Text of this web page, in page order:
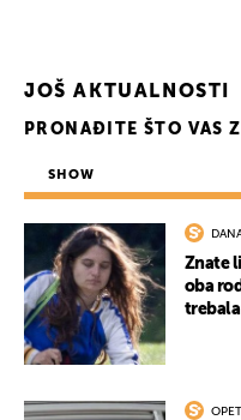
JOŠ AKTUALNOSTI
PRONAĐITE ŠTO VAS
SHOW
Znate
oba